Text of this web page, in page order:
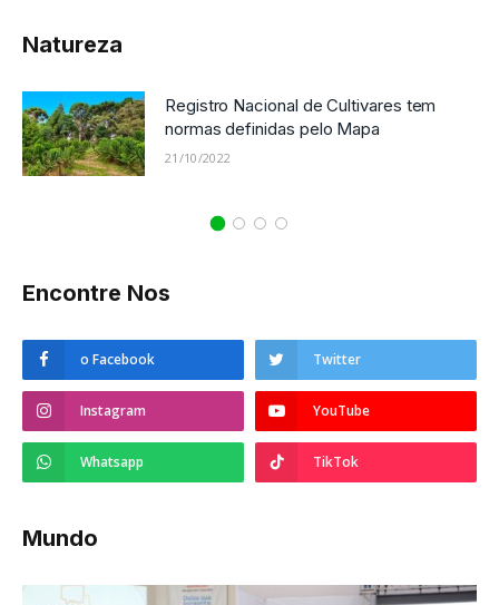
Natureza
Registro Nacional de Cultivares tem
normas definidas pelo Mapa
21/10/2022
Encontre Nos
o Facebook Twitter
Instagram YouTube
Whatsapp TikTok
Mundo